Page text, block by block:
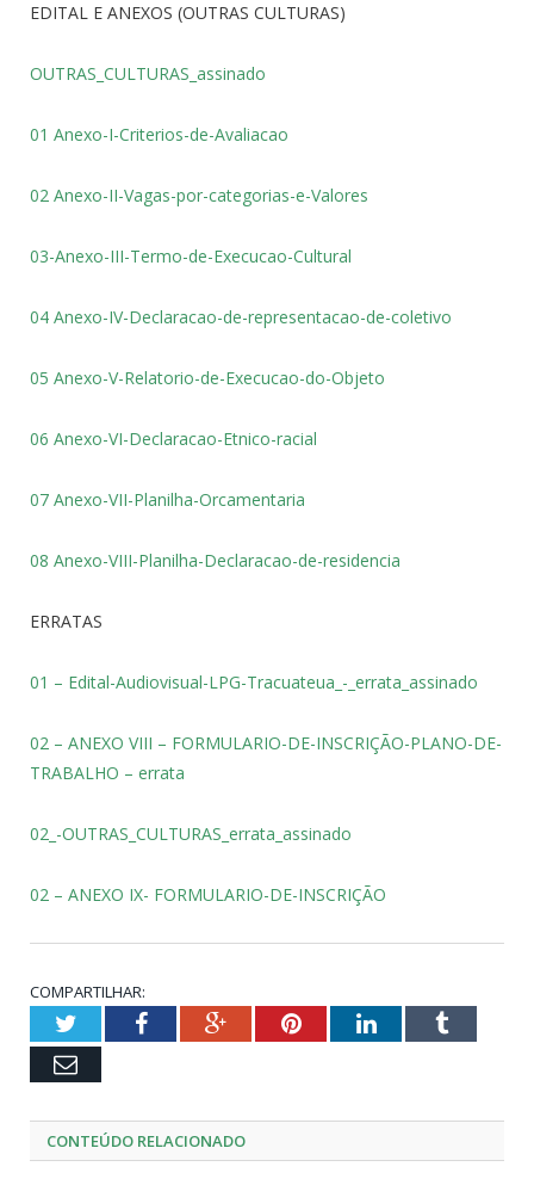
EDITAL E ANEXOS (OUTRAS CULTURAS)
OUTRAS_CULTURAS_assinado
01 Anexo-I-Criterios-de-Avaliacao
02 Anexo-II-Vagas-por-categorias-e-Valores
03-Anexo-III-Termo-de-Execucao-Cultural
04 Anexo-IV-Declaracao-de-representacao-de-coletivo
05 Anexo-V-Relatorio-de-Execucao-do-Objeto
06 Anexo-VI-Declaracao-Etnico-racial
07 Anexo-VII-Planilha-Orcamentaria
08 Anexo-VIII-Planilha-Declaracao-de-residencia
ERRATAS
01 – Edital-Audiovisual-LPG-Tracuateua_-_errata_assinado
02 – ANEXO VIII – FORMULARIO-DE-INSCRIÇÃO-PLANO-DE-
TRABALHO – errata
02_-OUTRAS_CULTURAS_errata_assinado
02 – ANEXO IX- FORMULARIO-DE-INSCRIÇÃO
COMPARTILHAR:
TwitterFacebookGoogle+PinterestLinkedInTumblr
Email
CONTEÚDO RELACIONADO